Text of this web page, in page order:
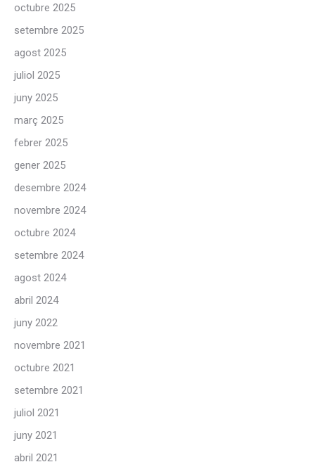
octubre 2025
setembre 2025
agost 2025
juliol 2025
juny 2025
març 2025
febrer 2025
gener 2025
desembre 2024
novembre 2024
octubre 2024
setembre 2024
agost 2024
abril 2024
juny 2022
novembre 2021
octubre 2021
setembre 2021
juliol 2021
juny 2021
abril 2021